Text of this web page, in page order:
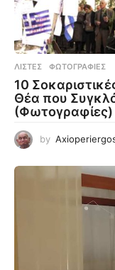
ΛΊΣΤΕΣ ,ΦΩΤΟΓΡΑΦΊΕΣ
10
Θέα που
(Φωτογραφίες)
by